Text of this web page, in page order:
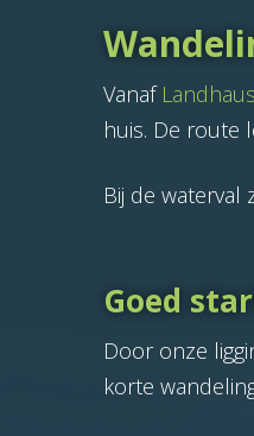
Vanaf
huis. De route
Bij de
Goed
Door onze
korte